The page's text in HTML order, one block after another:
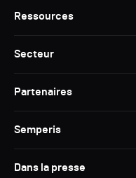
Ressources
Secteur
Partenaires
Semperis
Dans la presse